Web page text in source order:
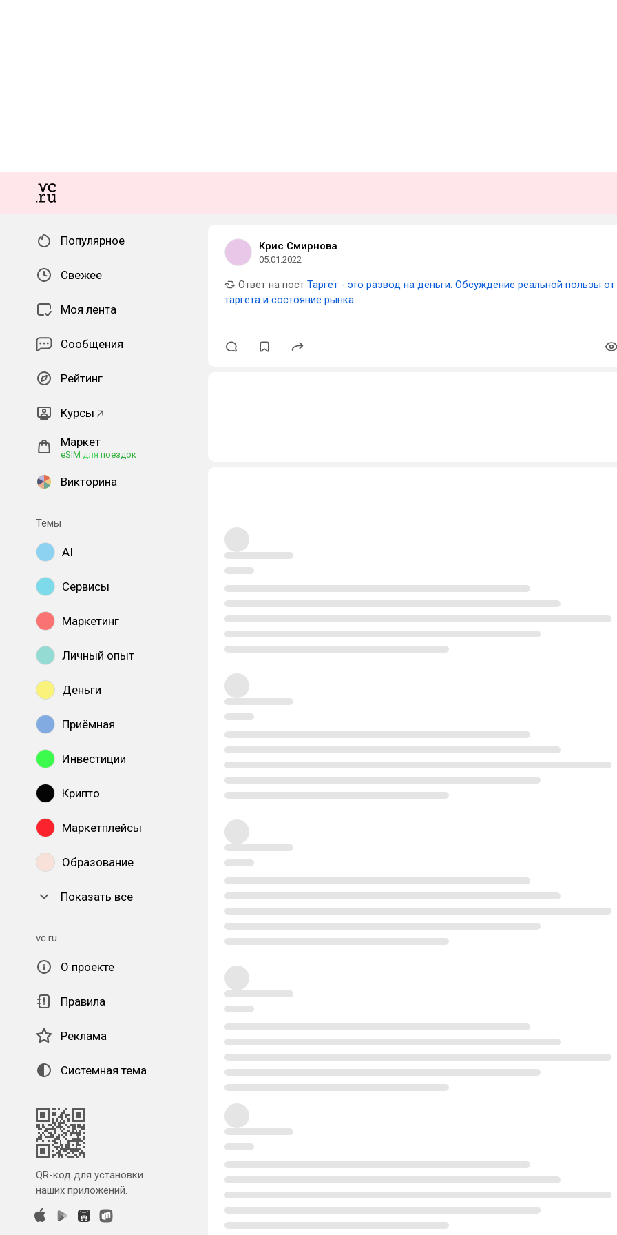
Популярное
Свежее
Моя лента
Сообщения
Рейтинг
Курсы
Маркет
eSIM для поездок
Викторина
Темы
AI
Сервисы
Маркетинг
Личный опыт
Деньги
Приёмная
Инвестиции
Крипто
Маркетплейсы
Образование
Показать все
vc.ru
О проекте
Правила
Реклама
Системная тема
QR-код для установки
наших приложений.
Крис Смирнова
05.01.2022
Ответ на пост Таргет - это развод на деньги. Обсуждение реальной пользы от
таргета и состояние рынка